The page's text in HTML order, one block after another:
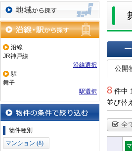
地域から探す
沿線・駅から探す
沿線
JR神戸線
沿線選択
駅
舞子
駅選択
物件の条件で絞り込む
物件種別
マンション (8)
一覧で
公開
8 件中
並び替
全